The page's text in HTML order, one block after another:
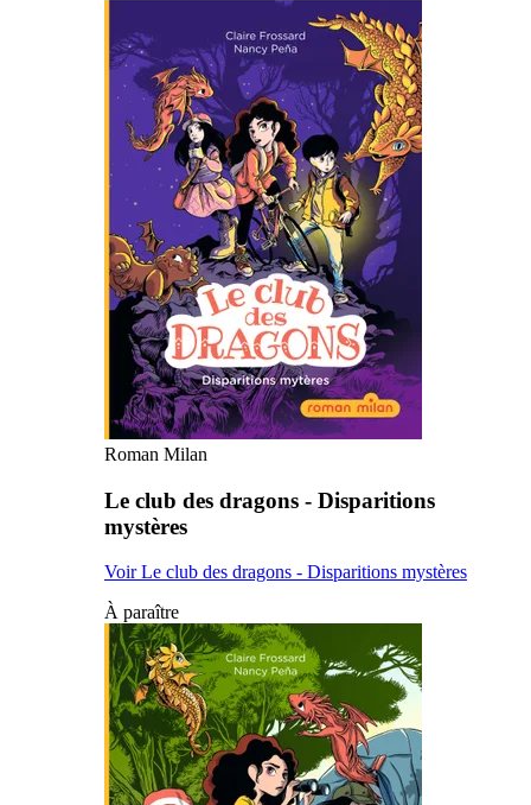
Roman Milan
Le club des dragons - Disparitions
mystères
Voir Le club des dragons - Disparitions mystères
À paraître